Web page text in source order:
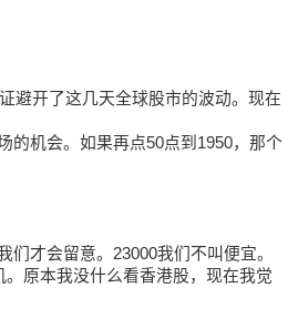
避开了这几天全球股市的波动。现在
的机会。如果再点50点到 1950，那个
们才会留意。 23000我们不叫便宜。
。原本我没什么看香港股，现在我觉